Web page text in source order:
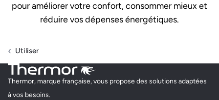
pour améliorer votre confort, consommer mieux et
réduire vos dépenses énergétiques.
Utiliser
Thermor, marque française, vous propose des solutions adaptées
à vos besoins.